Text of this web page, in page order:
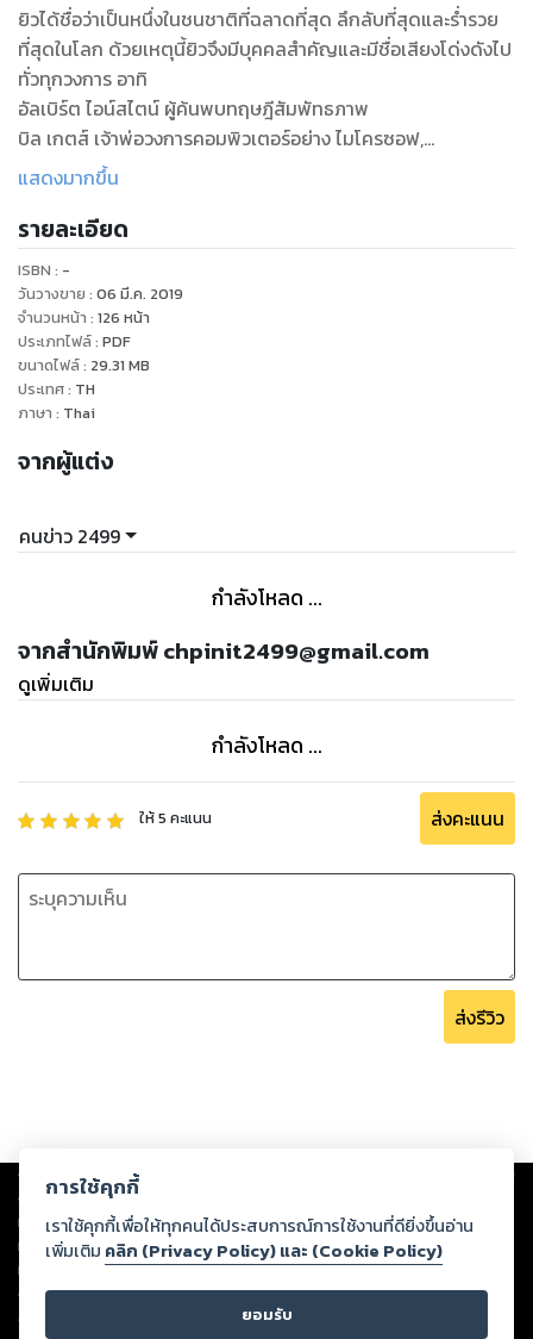
ยิวได้ชื่อว่าเป็นหนึ่งในชนชาติที่ฉลาดที่สุด ลึกลับที่สุดและร่ำรวย
ที่สุดในโลก ด้วยเหตุนี้ยิวจึงมีบุคคลสำคัญและมีชื่อเสียงโด่งดังไป
ทั่วทุกวงการ อาทิ
อัลเบิร์ต ไอน์สไตน์ ผู้ค้นพบทฤษฎีสัมพัทธภาพ
บิล เกตส์ เจ้าพ่อวงการคอมพิวเตอร์อย่าง ไมโครซอฟ,
ไมเคิล เดล ผู้ก่อตั้งบริษัท เดล คอมพิวเตอร์,
ลัทธิ มาร์กซิสม์ ซึ่งพัฒนาต่อมาเป็นลัทธิคอมมิวนิสต์
เวอร์เนอร์ ฟอน บราวน์ ผู้สร้างอะพอลโลไปยังดวงจันทร์
โทมัส อัลวา เอดิสัน ผู้ทำให้โลกสว่างแม้ยามอาทิตย์
หลับ
ลอว์เรนซ์ อี. เพจ เจ้าของ Google เสิร์ชเอนจิ้นชื่อดัง
ของโลก
เดวิด เบ็คแฮม ก็ยังเป็นยิว
มีนักธุรกิจเชื้อสายยิวมากถึง 25% และในวงกว้างก็พบว่าในบรรดา
แสดงมากขึ้น
รายละเอียด
ISBN : -
วันวางขาย : 06 มี.ค. 2019
จำนวนหน้า : 126 หน้า
ประเภทไฟล์: PDF
ขนาดไฟล์: 29.31 MB
ประเทศ: TH
ภาษา : Thai
จากผู้แต่ง
คนข่าว 2499
กำลังโหลด ...
จากสำนักพิมพ์ chpinit2499@gmail.com
ดูเพิ่มเติม
กำลังโหลด ...
ให้5 คะแนน ส่งคะแนน
ส่งรีวิว
Copyright © 2026
ต่อผลงานหรือเนื้อหาใดที่อัปโหลดผ่านเว็บไซต์และปรากฏว่าละเมิดสิทธิใน
ทรัพย์สินทางปัญญาของบุคคลอื่นหรือขัดต่อกฎหมายและศีลธรรม ดังนั้น ผู้อ่าน
ทุกท่านโปรดใช้วิจารณญาณในการกลั่นกรองด้วยตนเอง และหากท่านพบว่าส่วน
หนึ่งส่วนใดขัดต่อกฎหมายและศีลธรรม กรุณาแจ้งมายังบริษัท เพื่อทีมงานจะได้
ดำเนินการในทันที ทั้งนี้ ทางสตอรี่ล็อกขอสงวนลิขสิทธิ์ตามพระราชบัญญัติ
ลิขสิทธิ์ พ.ศ. 2537 (ฉบับล่าสุด)
การใช้คุกกี้
เราใช้คุกกี้เพื่อให้ทุกคนได้ประสบการณ์การใช้งานที่ดียิ่งขึ้นอ่าน
เพิ่มเติม คลิก (Privacy Policy) และ (Cookie Policy)
ยอมรับ